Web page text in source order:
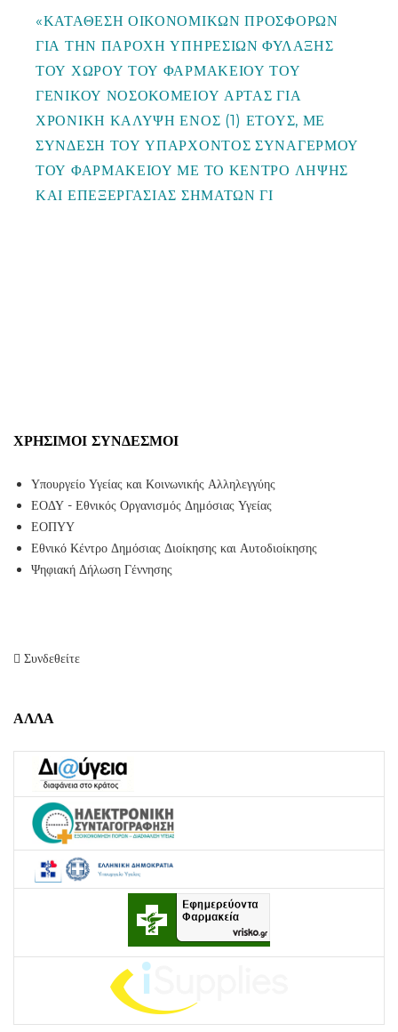
«ΚΑΤΑΘΕΣΗ ΟΙΚΟΝΟΜΙΚΩΝ ΠΡΟΣΦΟΡΩΝ
ΓΙΑ ΤΗΝ ΠΑΡΟΧΗ ΥΠΗΡΕΣΙΩΝ ΦΥΛΑΞΗΣ
ΤΟΥ ΧΩΡΟΥ ΤΟΥ ΦΑΡΜΑΚΕΙΟΥ ΤΟΥ
ΓΕΝΙΚΟΥ ΝΟΣΟΚΟΜΕΙΟΥ ΑΡΤΑΣ ΓΙΑ
ΧΡΟΝΙΚΗ ΚΑΛΥΨΗ ΕΝΟΣ (1) ΕΤΟΥΣ, ΜΕ
ΣΥΝΔΕΣΗ ΤΟΥ ΥΠΑΡΧΟΝΤΟΣ ΣΥΝΑΓΕΡΜΟΥ
ΤΟΥ ΦΑΡΜΑΚΕΙΟΥ ΜΕ ΤΟ ΚΕΝΤΡΟ ΛΗΨΗΣ
ΚΑΙ ΕΠΕΞΕΡΓΑΣΙΑΣ ΣΗΜΑΤΩΝ ΓΙ
ΧΡΉΣΙΜΟΙ ΣΎΝΔΕΣΜΟΙ
Υπουργείο Υγείας και Κοινωνικής Αλληλεγγύης
ΕΟΔΥ - Εθνικός Οργανισμός Δημόσιας Υγείας
ΕΟΠΥΥ
Εθνικό Κέντρο Δημόσιας Διοίκησης και Αυτοδιοίκησης
Ψηφιακή Δήλωση Γέννησης
Συνδεθείτε
ΑΛΛΑ